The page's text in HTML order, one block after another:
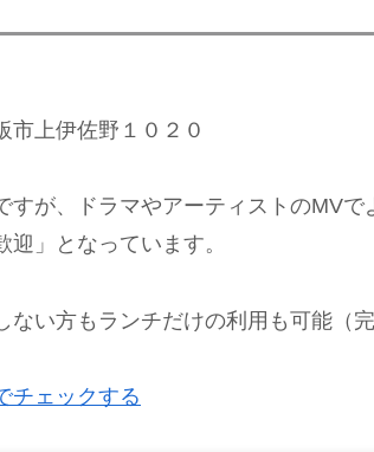
市上伊佐野１０２０
すが、ドラマやアーティストのMV
迎」となっています。
ない方もランチだけの利用も可能（完
チェックする